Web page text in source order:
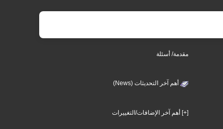
مقدمة/ أسئلة
أهم آخر التحديثات (News)
[+] أهم آخر الإضافات/التغييرات